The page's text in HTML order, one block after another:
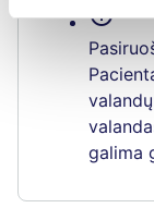
info
galima